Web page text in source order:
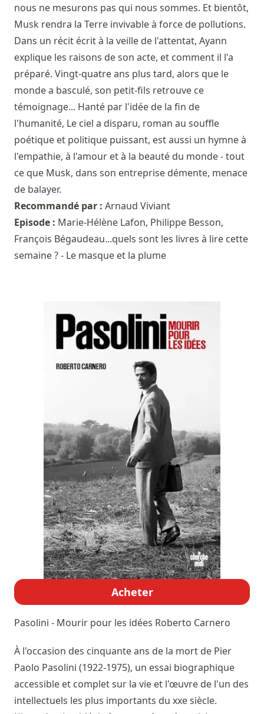
nous ne mesurons pas qui nous sommes. Et bientôt,
Musk rendra la Terre invivable à force de pollutions.
Dans un récit écrit à la veille de l'attentat, Ayann
explique les raisons de son acte, et comment il l'a
préparé. Vingt-quatre ans plus tard, alors que le
monde a basculé, son petit-fils retrouve ce
témoignage... Hanté par l'idée de la fin de
l'humanité, Le ciel a disparu, roman au souffle
poétique et politique puissant, est aussi un hymne à
l'empathie, à l'amour et à la beauté du monde - tout
ce que Musk, dans son entreprise démente, menace
de balayer.
Recommandé par : Arnaud Viviant
Episode : Marie-Hélène Lafon, Philippe Besson,
François Bégaudeau...quels sont les livres à lire cette
semaine ? - Le masque et la plume
Acheter
Pasolini - Mourir pour les idées Roberto Carnero
À l'occasion des cinquante ans de la mort de Pier
Paolo Pasolini (1922-1975), un essai biographique
accessible et complet sur la vie et l'œuvre de l'un des
intellectuels les plus importants du xxe siècle.